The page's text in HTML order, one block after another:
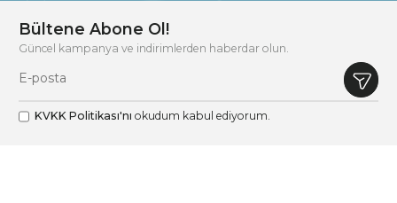
Bültene Abone Ol!
Güncel kampanya ve indirimlerden haberdar olun.
KVKK Politikası'nı okudum kabul ediyorum.